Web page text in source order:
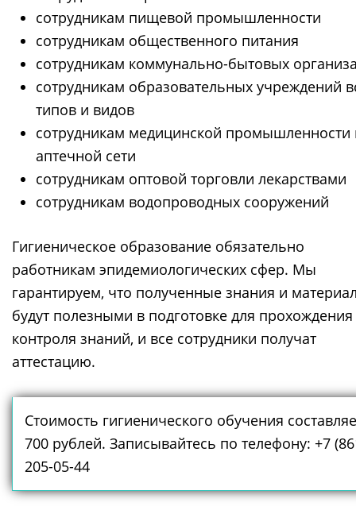
сотрудникам пищевой промышленности
сотрудникам общественного питания
сотрудникам коммунально-бытовых
сотрудникам образовательных учреждений
типов и видов
сотрудникам медицинской промышленности
аптечной сети
сотрудникам оптовой торговли лекарствами
сотрудникам водопроводных сооружений
Гигиеническое образование обязательно
работникам эпидемиологических сфер. Мы
гарантируем, что полученные знания и
будут полезными в подготовке для прохождения
контроля знаний, и все сотрудники получат
аттестацию.
Стоимость гигиенического обучения
700 рублей. Записывайтесь по телефону: +7
205-05-44